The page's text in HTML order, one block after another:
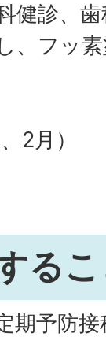
健診、
、フッ
2月）
る
期予防